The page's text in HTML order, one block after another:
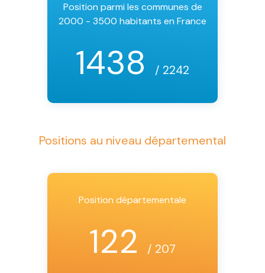
Position parmi les communes de
2000 - 3500 habitants en France
1438 / 2242
Positions au niveau départemental
Position départementale
122 / 207